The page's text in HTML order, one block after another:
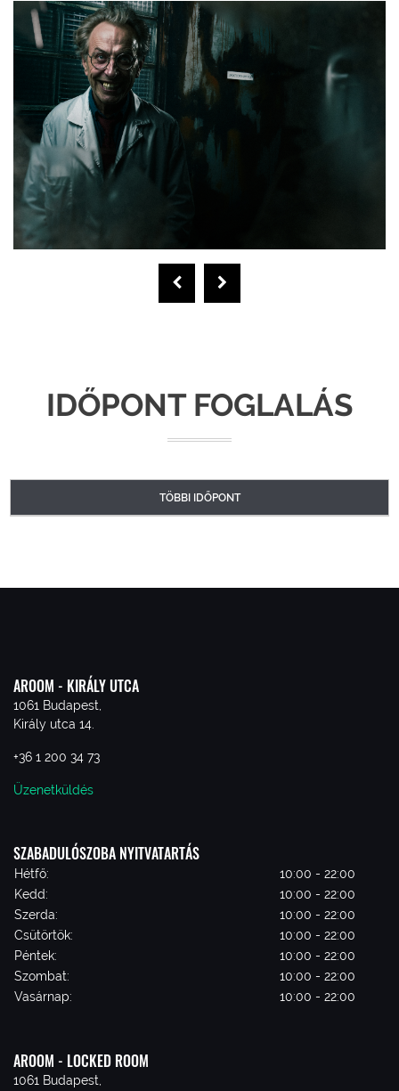
IDŐPONT FOGLALÁS
TÖBBI IDŐPONT
AROOM - KIRÁLY UTCA
1061 Budapest,
Király utca 14.
+36 1 200 34 73
Üzenetküldés
SZABADULÓSZOBA NYITVATARTÁS
Hétfő:
10:00 - 22:00
Kedd:
10:00 - 22:00
Szerda:
10:00 - 22:00
Csütörtök:
10:00 - 22:00
Péntek:
10:00 - 22:00
Szombat:
10:00 - 22:00
Vasárnap:
10:00 - 22:00
AROOM - LOCKED ROOM
1061 Budapest,